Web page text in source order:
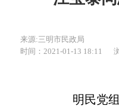
来源:三明市民政局
时间：2021-01-13 18:11
明民党